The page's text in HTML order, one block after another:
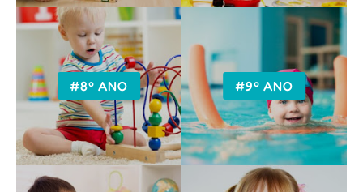
#8º ANO #9º ANO